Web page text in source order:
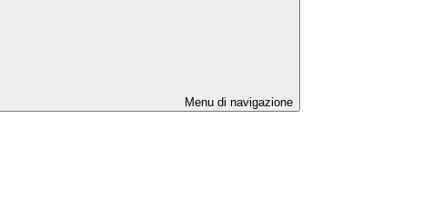
Menu di navigazione